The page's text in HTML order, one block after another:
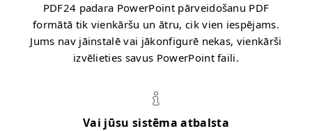
PDF24 padara PowerPoint pārveidošanu PDF
formātā tik vienkāršu un ātru, cik vien iespējams.
Jums nav jāinstalē vai jākonfigurē nekas, vienkārši
izvēlieties savus PowerPoint faili.
Vai jūsu sistēma atbalsta